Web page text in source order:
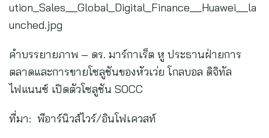
ution_Sales__Global_Digital_Finance__Huawei__la
unched.jpg
คำบรรยายภาพ – ดร. มาร์กาเร็ต หู ประธานฝ่ายการ
ตลาดและการขายโซลูชันของหัวเว่ย โกลบอล ดิจิทัล
ไฟแนนซ์ เปิดตัวโซลูชัน SOCC
ที่มา: พีอาร์นิวส์ไวร์/อินโฟเควสท์